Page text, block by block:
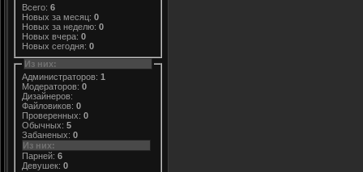
Всего: 6
Новых за месяц: 0
Новых за неделю: 0
Новых вчера: 0
Новых сегодня: 0
Из них:
Администраторов: 1
Модераторов: 0
Дизайнеров:
Файловиков: 0
Проверенных: 0
Обычных: 5
Забаненых: 0
Из них:
Парней: 6
Девушек: 0